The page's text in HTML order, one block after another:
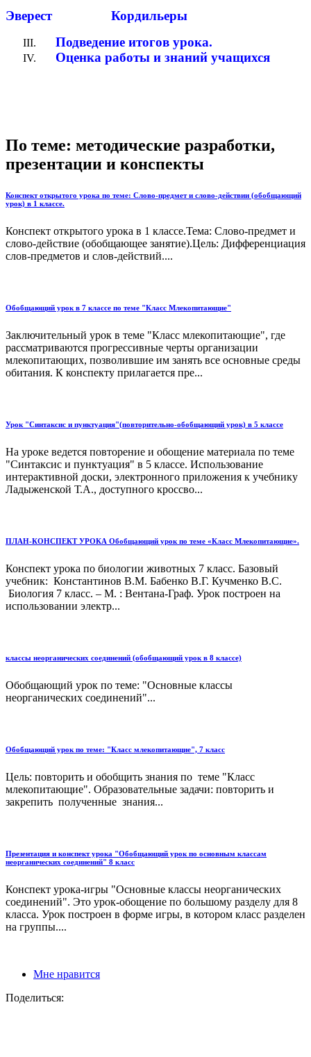
Эверест Кордильеры
Подведение итогов урока.
Оценка работы и знаний учащихся
По теме: методические разработки,
презентации и конспекты
Конспект открытого урока по теме: Слово-предмет и слово-действии (обобщающий
урок) в 1 классе.
Конспект открытого урока в 1 классе.Тема: Слово-предмет и
слово-действие (обобщающее занятие).Цель: Дифференциация
слов-предметов и слов-действий....
Обобщающий урок в 7 классе по теме "Класс Млекопитающие"
Заключительный урок в теме "Класс млекопитающие", где
рассматриваются прогрессивные черты организации
млекопитающих, позволившие им занять все основные среды
обитания. К конспекту прилагается пре...
Урок "Синтаксис и пунктуация"(повторительно-обобщающий урок) в 5 классе
На уроке ведется повторение и обощение материала по теме
"Синтаксис и пунктуация" в 5 классе. Использование
интерактивной доски, электронного приложения к учебнику
Ладыженской Т.А., доступного кроссво...
ПЛАН-КОНСПЕКТ УРОКА Обобщающий урок по теме «Класс Млекопитающие».
Конспект урока по биологии животных 7 класс. Базовый
учебник: Константинов В.М. Бабенко В.Г. Кучменко В.С.
Биология 7 класс. – М. : Вентана-Граф. Урок построен на
использовании электр...
классы неорганических соединений (обобщающий урок в 8 классе)
Обобщающий урок по теме: "Основные классы
неорганических соединений"...
Обобщающий урок по теме: "Класс млекопитающие", 7 класс
Цель: повторить и обобщить знания по теме "Класс
млекопитающие". Образовательные задачи: повторить и
закрепить полученные знания...
Презентация и конспект урока "Обобщающий урок по основным классам
неорганических соединений" 8 класс
Конспект урока-игры "Основные классы неорганических
соединений". Это урок-обощение по большому разделу для 8
класса. Урок построен в форме игры, в котором класс разделен
на группы....
Мне нравится
Поделиться: